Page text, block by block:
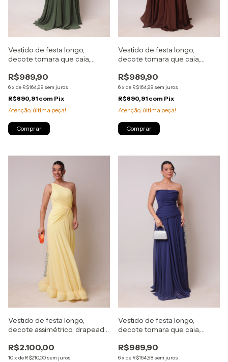
Vestido de festa longo,
decote tomara que caia,
Oliva
R$989,90
6x de R$164,98 sem juros
R$890,91 com Pix
Atenção, última peça!
Comprar
Vestido de festa longo,
decote tomara que caia,
R$989,90
6x de R$164,98 sem juros
R$890,91 com Pix
Atenção, última peça!
Comprar
Vestido de festa longo,
decote assimétrico, drapeado
Manteiga
R$2.100,00
10x de R$210,00 sem juros
Vestido de festa longo,
decote tomara que caia,
Marinho
R$989,90
6x de R$164,98 sem juros